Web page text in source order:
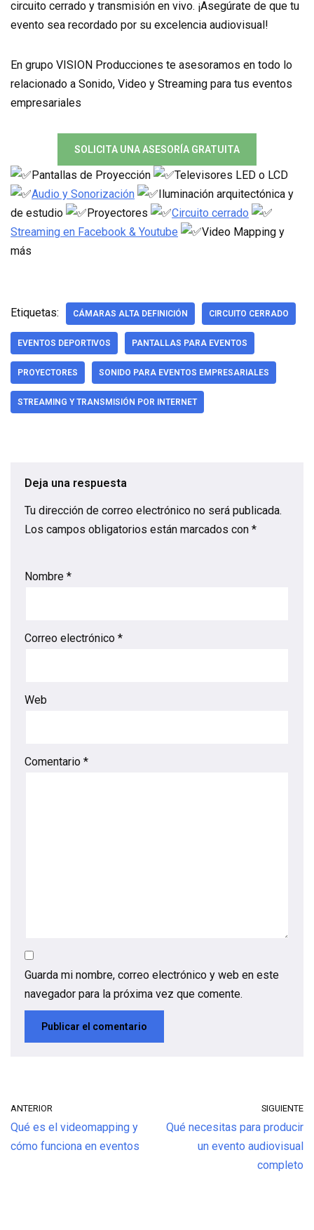
circuito cerrado y transmisión en vivo. ¡Asegúrate de que tu
evento sea recordado por su excelencia audiovisual!
En grupo VISION Producciones te asesoramos en todo lo
relacionado a Sonido, Video y Streaming para tus eventos
empresariales
SOLICITA UNA ASESORÍA GRATUITA
Pantallas de Proyección
Televisores LED o LCD
Audio y Sonorización
Iluminación arquitectónica y
de estudio
Proyectores
Circuito cerrado
Streaming en Facebook & Youtube
Video Mapping y
más
Etiquetas: CÁMARAS ALTA DEFINICIÓN CIRCUITO CERRADO
EVENTOS DEPORTIVOS PANTALLAS PARA EVENTOS
PROYECTORES SONIDO PARA EVENTOS EMPRESARIALES
STREAMING Y TRANSMISIÓN POR INTERNET
Deja una respuesta
Tu dirección de correo electrónico no será publicada.
Los campos obligatorios están marcados con *
Nombre *
Correo electrónico *
Web
Comentario *
Guarda mi nombre, correo electrónico y web en este
navegador para la próxima vez que comente.
ANTERIOR
Qué es el videomapping y
cómo funciona en eventos
SIGUIENTE
Qué necesitas para producir
un evento audiovisual
completo